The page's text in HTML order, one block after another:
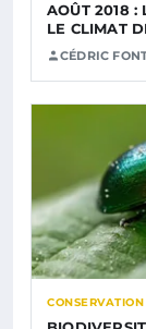
AOÛT 2018 :
LE CLIMAT
CÉDRIC